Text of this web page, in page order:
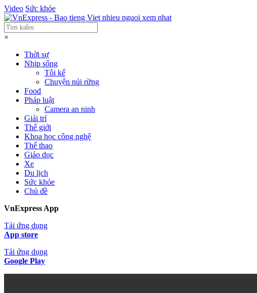
Video Sức khỏe
×
Thời sự
Nhịp sống
Tôi kể
Chuyện núi rừng
Food
Pháp luật
Camera an ninh
Giải trí
Thế giới
Khoa học công nghệ
Thể thao
Giáo dục
Xe
Du lịch
Sức khỏe
Chủ đề
VnExpress App
Tải ứng dụng
App store
Tải ứng dụng
Google Play